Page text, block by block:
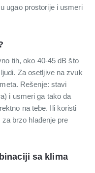
ugao prostorije i usmeri
tih, oko 40-45 dB što
Za osetljive na zvuk
Rešenje: stavi
i usmeri ga tako da
na tebe. Ili koristi
brzo hlađenje pre
sa klima